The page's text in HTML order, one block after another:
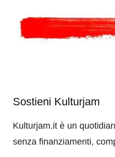
Sostieni Kulturjam
Kulturjam.it è un
senza finanziamenti,